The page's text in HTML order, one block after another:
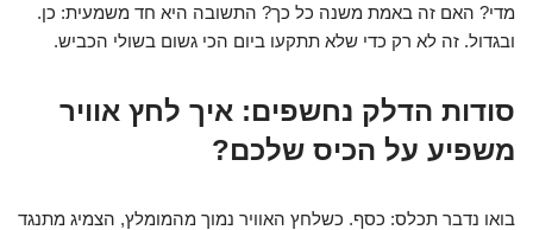
מדי? האם זה באמת משנה כל כך? התשובה היא חד משמעית: כן.
ובגדול. זה לא רק כדי שלא תתקעו ביום הכי גשום בשולי הכביש.
סודות הדלק נחשפים: איך לחץ אוויר
משפיע על הכיס שלכם?
בואו נדבר תכלס: כסף. כשלחץ האוויר נמוך מהמומלץ, הצמיג מתנגד